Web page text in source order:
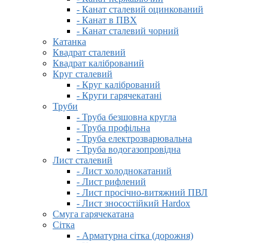
- Канат сталевий оцинкований
- Канат в ПВХ
- Канат сталевий чорний
Катанка
Квадрат сталевий
Квадрат калібрований
Круг сталевий
- Круг калібрований
- Круги гарячекатані
Труби
- Труба безшовна кругла
- Труба профільна
- Труба електрозварювальна
- Труба водогазопровідна
Лист сталевий
- Лист холоднокатаний
- Лист рифлений
- Лист просічно-витяжний ПВЛ
- Лист зносостійкий Hardox
Смуга гарячекатана
Сітка
- Арматурна сітка (дорожня)